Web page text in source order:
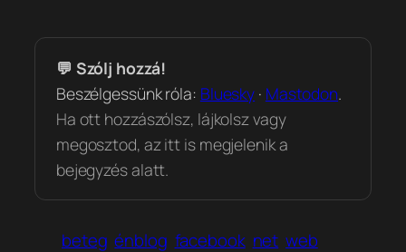
💬 Szólj hozzá!
Beszélgessünk róla: Bluesky · Mastodon.
Ha ott hozzászólsz, lájkolsz vagy
megosztod, az itt is megjelenik a
bejegyzés alatt.
beteg énblog facebook net web